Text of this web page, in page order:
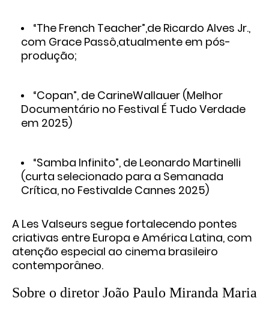
“The French Teacher”,de Ricardo Alves Jr.,
com Grace Passô,atualmente em pós-
produção;
“Copan”, de CarineWallauer (Melhor
Documentário no Festival É Tudo Verdade
em 2025)
“Samba Infinito”, de Leonardo Martinelli
(curta selecionado para a Semanada
Crítica, no Festivalde Cannes 2025)
A Les Valseurs segue fortalecendo pontes
criativas entre Europa e América Latina, com
atenção especial ao cinema brasileiro
contemporâneo.
Sobre o diretor João Paulo Miranda Maria